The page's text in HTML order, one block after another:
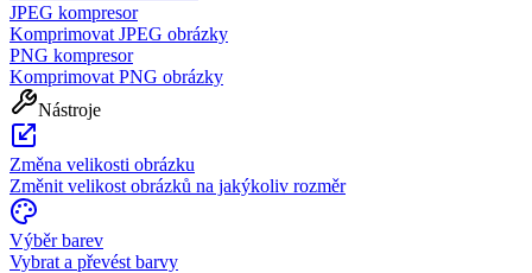
JPEG kompresor
Komprimovat JPEG obrázky
PNG kompresor
Komprimovat PNG obrázky
Nástroje
Změna velikosti obrázku
Změnit velikost obrázků na jakýkoliv rozměr
Výběr barev
Vybrat a převést barvy